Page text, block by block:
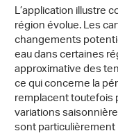
L’application illustre
région évolue. Les
changements
eau dans certaines
approximative des
ce qui concerne la
remplacent toutefois
variations
sont particulièrement